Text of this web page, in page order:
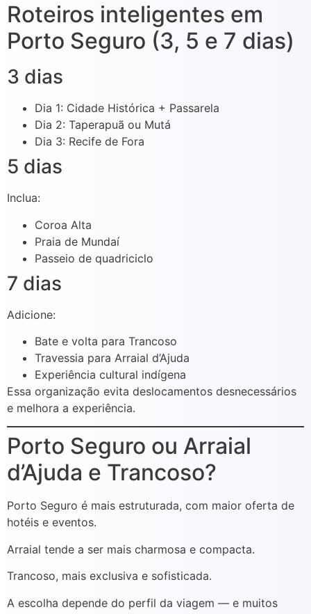
Roteiros inteligentes em
Porto Seguro (3, 5 e 7 dias)
3 dias
Dia 1: Cidade Histórica + Passarela
Dia 2: Taperapuã ou Mutá
Dia 3: Recife de Fora
5 dias
Inclua:
Coroa Alta
Praia de Mundaí
Passeio de quadriciclo
7 dias
Adicione:
Bate e volta para Trancoso
Travessia para Arraial d’Ajuda
Experiência cultural indígena
Essa organização evita deslocamentos desnecessários
e melhora a experiência.
Porto Seguro ou Arraial
d’Ajuda e Trancoso?
Porto Seguro é mais estruturada, com maior oferta de
hotéis e eventos.
Arraial tende a ser mais charmosa e compacta.
Trancoso, mais exclusiva e sofisticada.
A escolha depende do perfil da viagem — e muitos